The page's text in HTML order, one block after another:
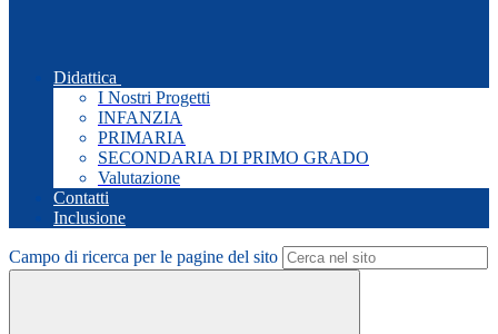
Didattica
I Nostri Progetti
INFANZIA
PRIMARIA
SECONDARIA DI PRIMO GRADO
Valutazione
Contatti
Inclusione
Campo di ricerca per le pagine del sito